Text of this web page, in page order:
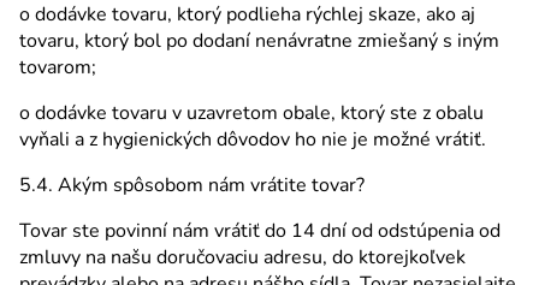
o dodávke tovaru, ktorý podlieha rýchlej skaze, ako aj
tovaru, ktorý bol po dodaní nenávratne zmiešaný s iným
tovarom;
o dodávke tovaru v uzavretom obale, ktorý ste z obalu
vyňali a z hygienických dôvodov ho nie je možné vrátiť.
5.4. Akým spôsobom nám vrátite tovar?
Tovar ste povinní nám vrátiť do 14 dní od odstúpenia od
zmluvy na našu doručovaciu adresu, do ktorejkoľvek